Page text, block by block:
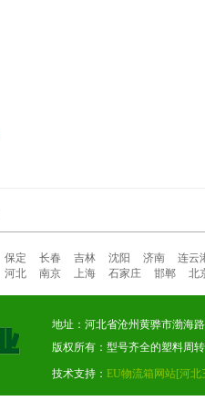
保定 长春 吉林 沈阳 济南
连云
河北 南京 上海 石家庄 邯郸 北
地址：河北省沧州黄骅市渤
版权所有：型号齐全的塑料周
技术支持： EU物流箱网站[河北